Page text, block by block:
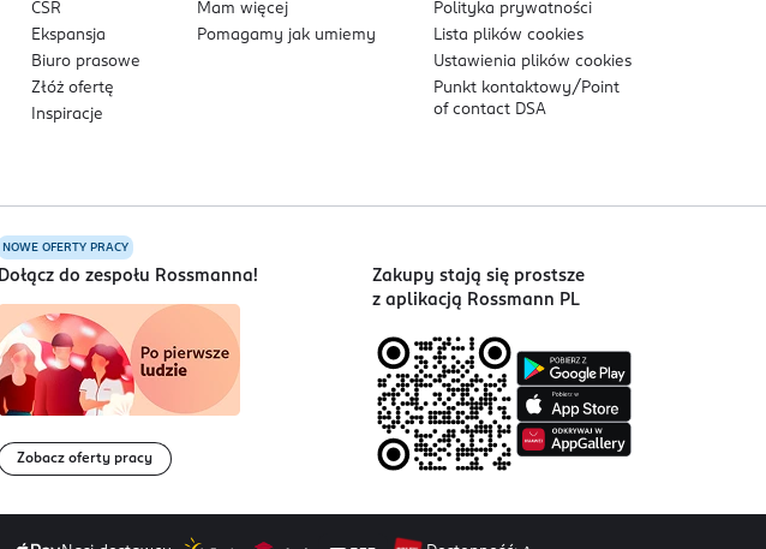
CSR
Ekspansja
Biuro prasowe
Złóż ofertę
Inspiracje
Mam więcej
Pomagamy jak umiemy
Polityka prywatności
Lista plikówcookies
Ustawienia plikówcookies
Punkt kontaktowy/ Point
of contact DSA
NOWE OFERTY PRACY
Dołącz do zespołu Rossmanna!
Zobacz oferty pracy
Zakupy stają się prostsze
z aplikacją Rossmann PL